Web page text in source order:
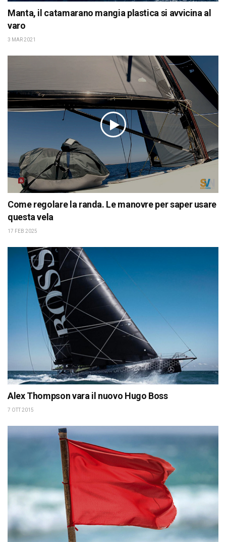
Manta, il catamarano mangia plastica si avvicina al
varo
3 MAR 2021
Come regolare la randa. Le manovre per saper usare
questa vela
17 FEB 2025
Alex Thompson vara il nuovo Hugo Boss
7 OTT 2015